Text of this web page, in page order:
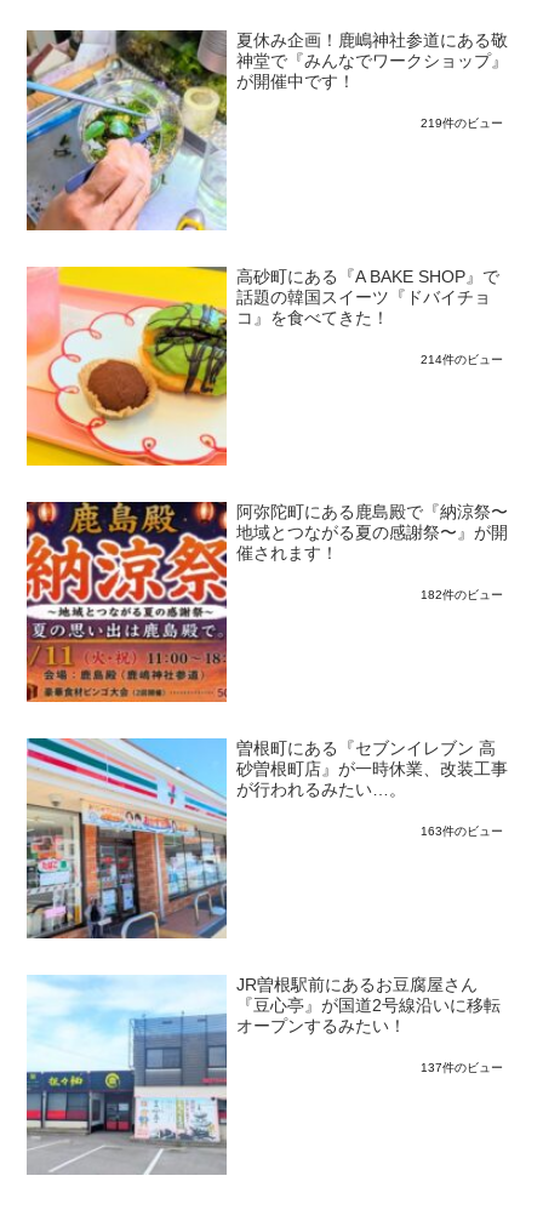
夏休み企画！鹿嶋神社参道にある敬
神堂で『みんなでワークショップ』
が開催中です！
219件のビュー
高砂町にある『A BAKE SHOP』で
話題の韓国スイーツ『ドバイチョ
コ』を食べてきた！
214件のビュー
阿弥陀町にある鹿島殿で『納涼祭〜
地域とつながる夏の感謝祭〜』が開
催されます！
182件のビュー
曽根町にある『セブンイレブン 高
砂曽根町店』が一時休業、改装工事
が行われるみたい…。
163件のビュー
JR曽根駅前にあるお豆腐屋さん
『豆心亭』が国道2号線沿いに移転
オープンするみたい！
137件のビュー